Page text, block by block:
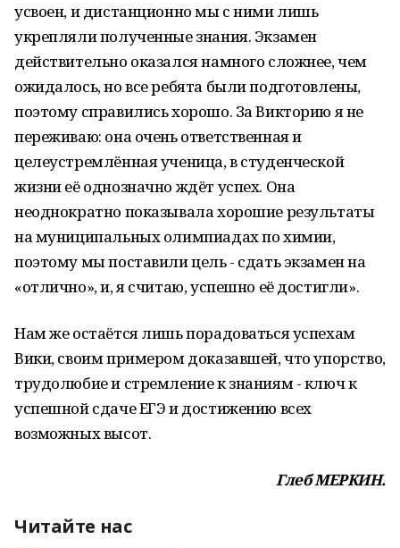
усвоен, и дистанционно мы с ними лишь
укрепляли полученные знания. Экзамен
действительно оказался намного сложнее, чем
ожидалось, но все ребята были подготовлены,
поэтому справились хорошо. За Викторию я не
переживаю: она очень ответственная и
целеустремлённая ученица, в студенческой
жизни её однозначно ждёт успех. Она
неоднократно показывала хорошие результаты
на муниципальных олимпиадах по химии,
поэтому мы поставили цель - сдать экзамен на
«отлично», и, я считаю, успешно её достигли».
Нам же остаётся лишь порадоваться успехам
Вики, своим примером доказавшей, что упорство,
трудолюбие и стремление к знаниям - ключ к
успешной сдаче ЕГЭ и достижению всех
возможных высот.
Глеб МЕРКИН.
Читайте нас